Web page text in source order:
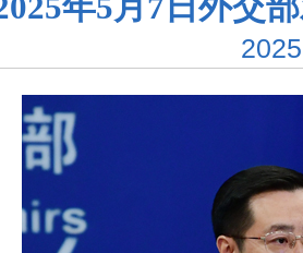
年5月7日外交